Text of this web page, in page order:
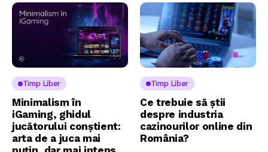
Timp Liber
Minimalism în
iGaming, ghidul
jucătorului conștient:
arta de a juca mai
Timp Liber
Ce trebuie să știi
despre industria
cazinourilor online din
România?